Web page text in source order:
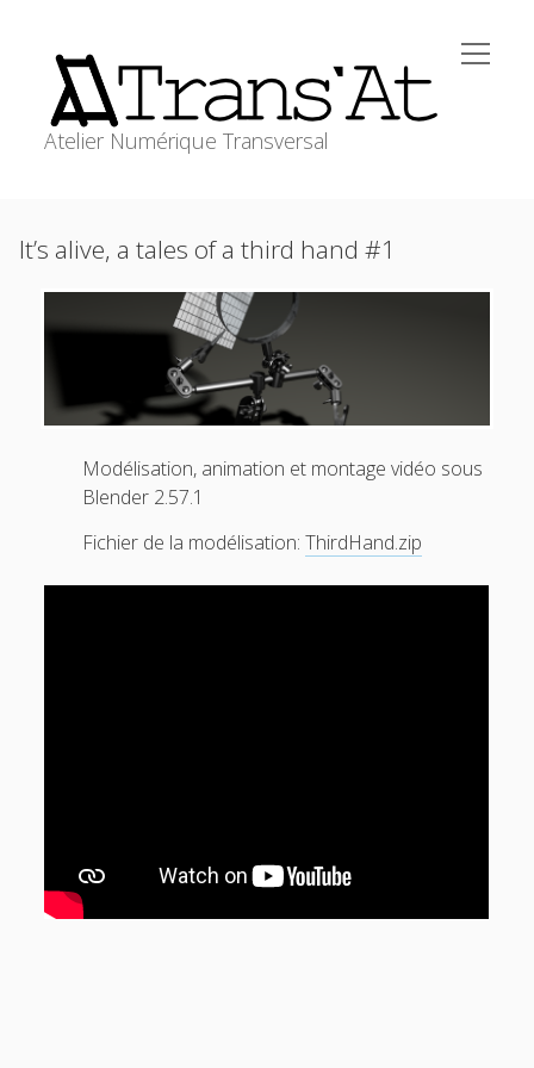
Trans'At
Atelier Numérique Transversal
open
menu
ATELIERS
open
WORKSHOPS
RESSOURCES
CONTACT
Sidebar
transat@stephanecabee.net
It’s alive, a tales of a third hand #1
Modélisation, animation et montage vidéo sous
Blender 2.57.1
Fichier de la modélisation:ThirdHand.zip